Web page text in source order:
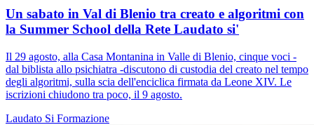
Un sabato in Val di Blenio tra creato e algoritmi con
la Summer School della Rete Laudato si'
Il 29 agosto, alla Casa Montanina in Valle di Blenio, cinque voci -
dal biblista allo psichiatra -discutono di custodia del creato nel tempo
degli algoritmi, sulla scia dell'enciclica firmata da Leone XIV. Le
iscrizioni chiudono tra poco, il 9 agosto.
Laudato Si Formazione